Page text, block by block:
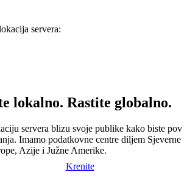
servera:
lokalno. Rastite globalno.
servera blizu svoje publike kako biste
Imamo podatkovne centre diljem Sjeverne
Azije i Južne Amerike.
Krenite